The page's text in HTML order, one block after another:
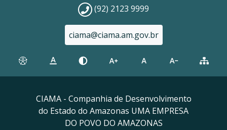
(92) 2123 9999
ciama@ciama.am.gov.br
CIAMA - Companhia de Desenvolvimento
do Estado do Amazonas UMA EMPRESA
DO POVO DO AMAZONAS